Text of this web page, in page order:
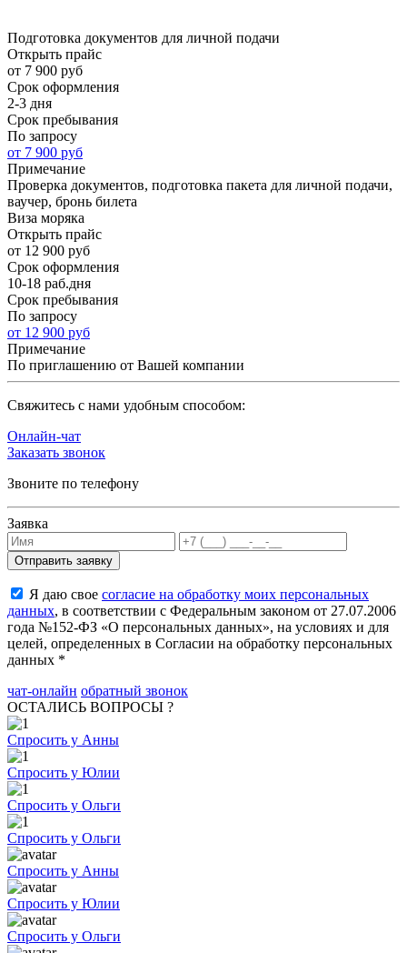
Подготовка документов для личной подачи
Открыть прайс
от 7 900 руб
Срок оформления
2-3 дня
Срок пребывания
По запросу
от 7 900 руб
Примечание
Проверка документов, подготовка пакета для личной подачи,
ваучер, бронь билета
Виза моряка
Открыть прайс
от 12 900 руб
Срок оформления
10-18 раб.дня
Срок пребывания
По запросу
от 12 900 руб
Примечание
По приглашению от Вашей компании
Cвяжитесь с нами удобным способом:
Онлайн-чат
Заказать звонок
Звоните по телефону
Заявка
Я даю свое согласие на обработку моих персональных
данных, в соответствии с Федеральным законом от 27.07.2006
года №152-ФЗ «О персональных данных», на условиях и для
целей, определенных в Согласии на обработку персональных
данных *
чат-онлайн обратный звонок
ОСТАЛИСЬ ВОПРОСЫ ?
Спросить у Анны
Спросить у Юлии
Спросить у Ольги
Спросить у Ольги
Спросить у Анны
Спросить у Юлии
Спросить у Ольги